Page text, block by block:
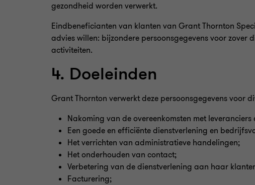
gezondheid worden verwerkt.
Eindbeneficianten van klanten van Grant Thornton
advies willen: bijzondere persoonsgegevens voor
activiteiten.
4. Doeleinden
Grant Thornton verwerkt deze persoonsgegevens voor
Nakoming van de overeenkomsten met
Een goede en efficiënte dienstverlening en
Het verrichten van administratieve handelingen;
Het onderhouden van contact;
Verbetering van de dienstverlening aan haar
Facturering;